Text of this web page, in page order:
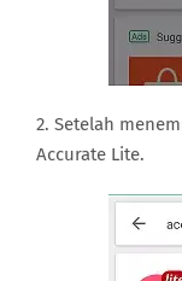
2. Setelah
Accurate Lite.